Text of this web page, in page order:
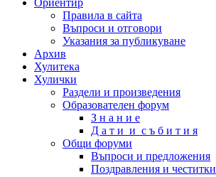
Ориентир
Правила в сайта
Въпроси и отговори
Указания за публикуване
Архив
Хулитека
Хулички
Раздели и произведения
Образователен форум
З н а н и е
Д а т и и с ъ б и т и я
Общи форуми
Въпроси и предложения
Поздравления и честитки